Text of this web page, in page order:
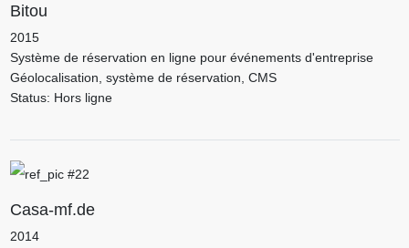
Bitou
2015
Système de réservation en ligne pour événements d'entreprise
Géolocalisation, système de réservation, CMS
Status: Hors ligne
Casa-mf.de
2014